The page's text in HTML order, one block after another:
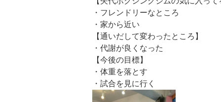
・フレンドリーなところ
・家から近い
【通いだして変わったところ】
・代謝が良くなった
【今後の目標】
・体重を落とす
・試合を見に行く